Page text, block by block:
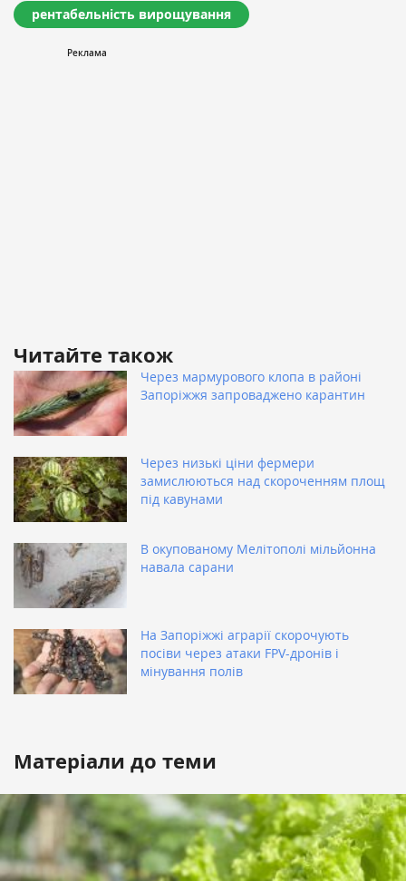
рентабельність вирощування
Читайте також
Через мармурового клопа в районі
Запоріжжя запроваджено карантин
Через низькі ціни фермери
замислюються над скороченням площ
під кавунами
В окупованому Мелітополі мільйонна
навала сарани
На Запоріжжі аграрії скорочують
посіви через атаки FPV-дронів і
мінування полів
Матеріали до теми